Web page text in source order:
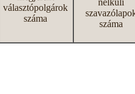
választópolgárok
száma
nélküli
száma